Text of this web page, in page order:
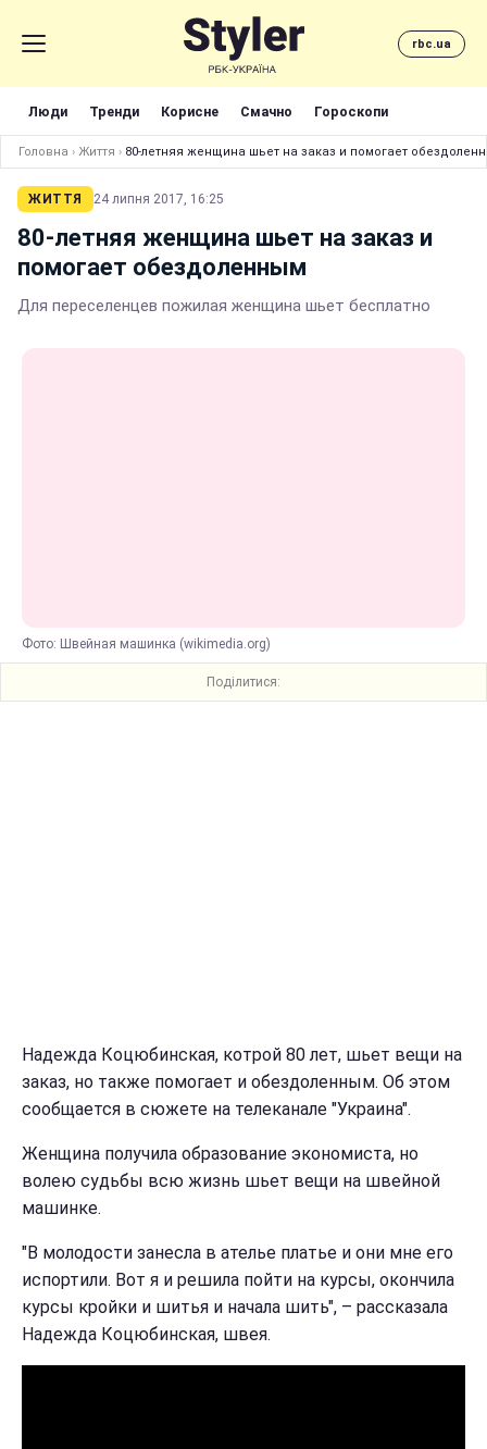
rbc.ua
Люди Тренди Корисне Смачно Гороскопи
Головна › Життя › 80-летняя женщина шьет на заказ и помогает
ЖИТТЯ 24 липня 2017, 16:25
80-летняя женщина шьет на заказ и
помогает обездоленным
Для переселенцев пожилая женщина шьет бесплатно
Фото: Швейная машинка (wikimedia.org)
Поділитися:
Надежда Коцюбинская, котрой 80 лет, шьет вещи на
заказ, но также помогает и обездоленным. Об этом
сообщается в сюжете на телеканале "Украина".
Женщина получила образование экономиста, но
волею судьбы всю жизнь шьет вещи на швейной
машинке.
"В молодости занесла в ателье платье и они мне его
испортили. Вот я и решила пойти на курсы, окончила
курсы кройки и шитья и начала шить", – рассказала
Надежда Коцюбинская, швея.